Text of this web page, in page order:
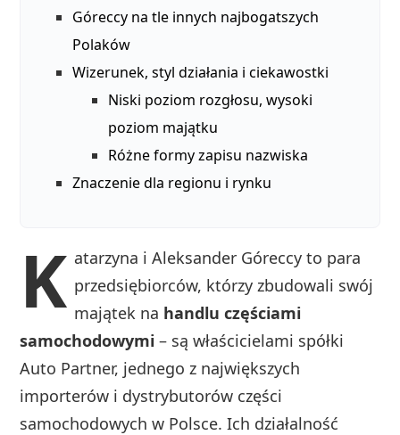
Góreccy na tle innych najbogatszych
Polaków
Wizerunek, styl działania i ciekawostki
Niski poziom rozgłosu, wysoki
poziom majątku
Różne formy zapisu nazwiska
Znaczenie dla regionu i rynku
K atarzyna i Aleksander Góreccy to para
przedsiębiorców, którzy zbudowali swój
majątek na handlu częściami
samochodowymi – są właścicielami spółki
Auto Partner, jednego z największych
importerów i dystrybutorów części
samochodowych w Polsce. Ich działalność